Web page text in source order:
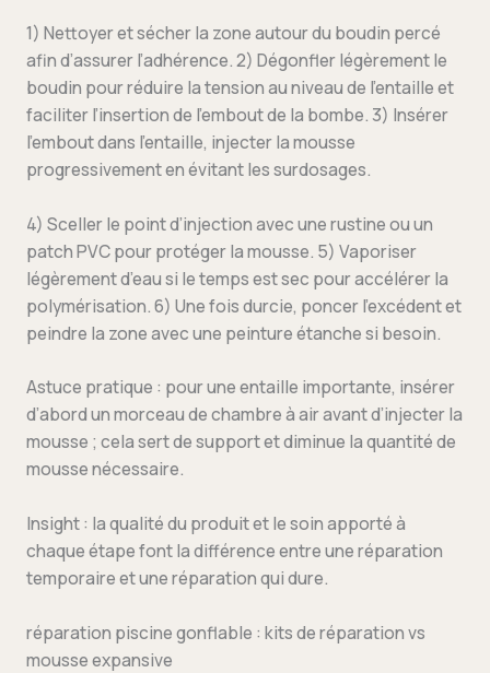
1) Nettoyer et sécher la zone autour du boudin percé
afin d’assurer l’adhérence. 2) Dégonfler légèrement le
boudin pour réduire la tension au niveau de l’entaille et
faciliter l’insertion de l’embout de la bombe. 3) Insérer
l’embout dans l’entaille, injecter la mousse
progressivement en évitant les surdosages.
4) Sceller le point d’injection avec une rustine ou un
patch PVC pour protéger la mousse. 5) Vaporiser
légèrement d’eau si le temps est sec pour accélérer la
polymérisation. 6) Une fois durcie, poncer l’excédent et
peindre la zone avec une peinture étanche si besoin.
Astuce pratique : pour une entaille importante, insérer
d’abord un morceau de chambre à air avant d’injecter la
mousse ; cela sert de support et diminue la quantité de
mousse nécessaire.
Insight : la qualité du produit et le soin apporté à
chaque étape font la différence entre une réparation
temporaire et une réparation qui dure.
réparation piscine gonflable : kits de réparation vs
mousse expansive